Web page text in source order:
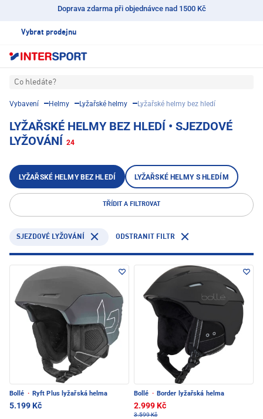
Doprava zdarma při objednávce nad 1500 Kč
Vybrat prodejnu
Co hledáte?
Vybavení Helmy Lyžařské helmy Lyžařské helmy bez hledí
LYŽAŘSKÉ HELMY BEZ HLEDÍ • SJEZDOVÉ
LYŽOVÁNÍ 24
LYŽAŘSKÉ HELMY BEZ HLEDÍ LYŽAŘSKÉ HELMY S HLEDÍM
TŘÍDIT A FILTROVAT
SJEZDOVÉ LYŽOVÁNÍ ODSTRANIT FILTR
Bollé · Ryft Plus lyžařská helma
5.199 Kč
Bollé · Border lyžařská helma
2.999 Kč
3.599 Kč